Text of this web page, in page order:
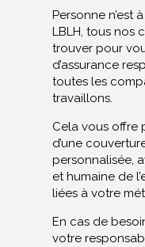
Personne n’est
LBLH, tous nos
trouver pour
d’assurance
toutes les
travaillons.
Cela vous offre
d’une
personnalisée,
et humaine de
liées à votre
En cas de
votre